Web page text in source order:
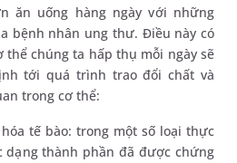
ăn uống hàng ngày với những
bệnh nhân ung thư. Điều này có
thể chúng ta hấp thụ mỗi ngày sẽ
tới quá trình trao đổi chất và
trong cơ thể:
tế bào: trong một số loại thực
dạng thành phần đã được chứng